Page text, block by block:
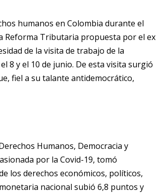
humanos en Colombia durante el
Reforma Tributaria propuesta por el ex
de la visita de trabajo de la
8 y el 10 de junio. De esta visita surgió
fiel a su talante antidemocrático,
Humanos, Democracia y
por la Covid-19, tomó
los derechos económicos, políticos,
nacional subió 6,8 puntos y